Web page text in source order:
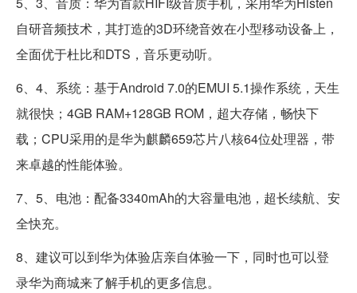
自研音频技术，其打造的3D环绕音效在小型移动设备上，
全面优于杜比和DTS，音乐更动听。
6、4、系统：基于Android 7.0的EMUI 5.1操作系统，天生
就很快；4GB RAM+128GB ROM，超大存储，畅快下
载；CPU采用的是华为麒麟659芯片八核64位处理器，带
来卓越的性能体验。
7、5、电池：配备3340mAh的大容量电池，超长续航、安
全快充。
8、建议可以到华为体验店亲自体验一下，同时也可以登
录华为商城来了解手机的更多信息。